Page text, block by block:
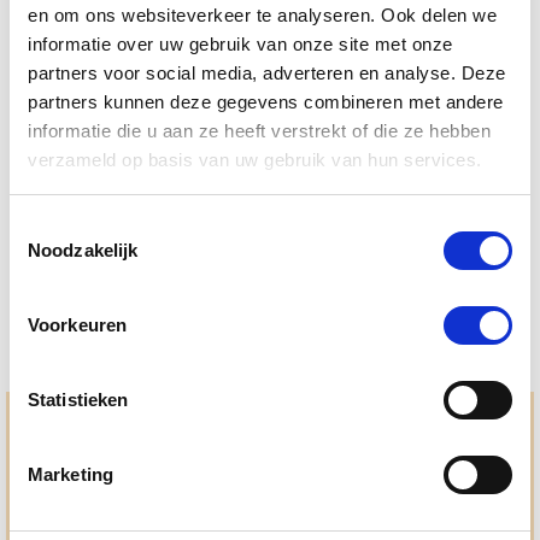
en om ons websiteverkeer te analyseren. Ook delen we
informatie over uw gebruik van onze site met onze
partners voor social media, adverteren en analyse. Deze
partners kunnen deze gegevens combineren met andere
informatie die u aan ze heeft verstrekt of die ze hebben
verzameld op basis van uw gebruik van hun services.
Noodzakelijk
Voorkeuren
Statistieken
Marketing
4.5
star
rating
22 Beoordelingen
NAF Mud Gard Supplement 690 g
Nog maar 1 beschikbaar
Jouw paard gezond houden en krijgen. Dat is waar we het